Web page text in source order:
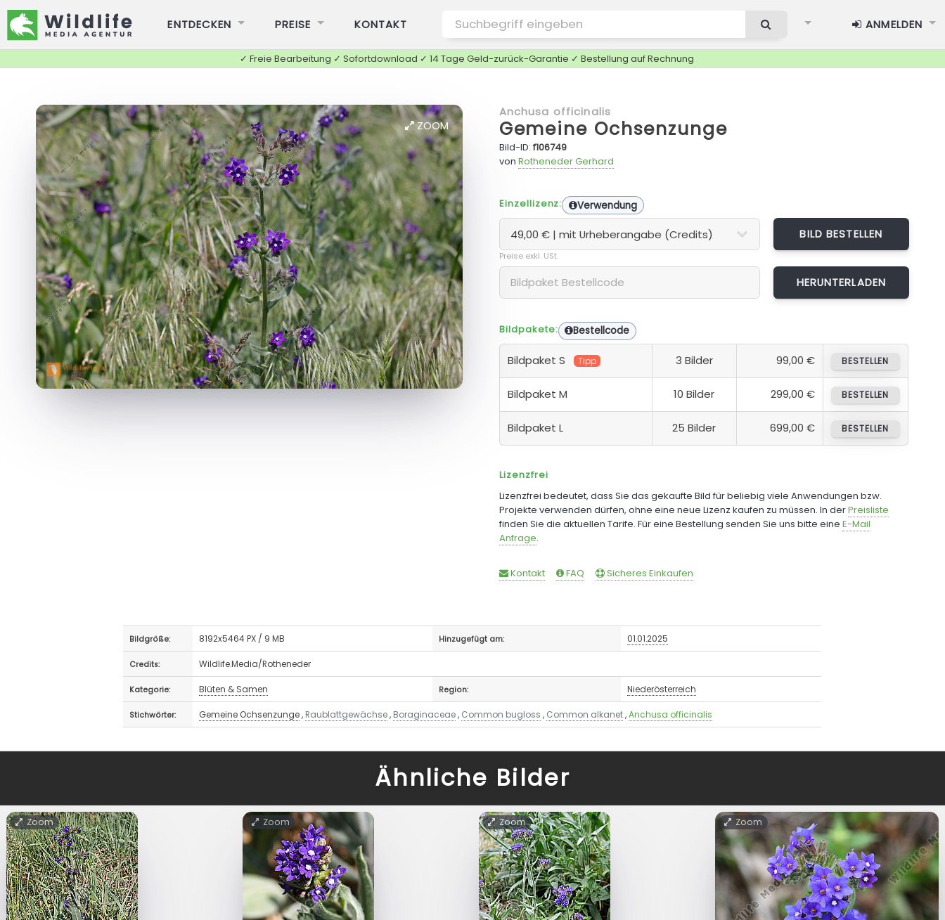
ENTDECKEN PREISE KONTAKT ANMELDEN
✓ Freie Bearbeitung ✓ Sofortdownload ✓ 14 Tage Geld-zurück-Garantie ✓ Bestellung auf Rechnung
ZOOM
Anchusa officinalis
Gemeine Ochsenzunge
Bild-ID:f106749
von Rotheneder Gerhard
Einzellizenz: Verwendung
BILD BESTELLEN
Preise exkl. USt.
Bildpakete: Bestellcode
Bildpaket S Tipp 3 Bilder 99,00 € BESTELLEN
Bildpaket M 10 Bilder 299,00 € BESTELLEN
Bildpaket L 25 Bilder 699,00 € BESTELLEN
Lizenzfrei
Lizenzfrei bedeutet, dass Sie das gekaufte Bild für beliebig viele Anwendungen bzw.
Projekte verwenden dürfen, ohne eine neue Lizenz kaufen zu müssen. In derPreisliste
finden Sie die aktuellen Tarife. Für eine Bestellung senden Sie uns bitte eine E-Mail
Anfrage.
Kontakt FAQ Sicheres Einkaufen
Bildgröße: 8192x5464 PX / 9 MB Hinzugefügt am: 01.01.2025
Credits: Wildlife.Media/Rotheneder
Kategorie: Blüten & Samen Region: Niederösterreich
Stichwörter: Gemeine Ochsenzunge, Raublattgewächse, Boraginaceae, Common bugloss , Common alkanet,Anchusa officinalis
Ähnliche Bilder
Zoom Zoom Zoom Zoom